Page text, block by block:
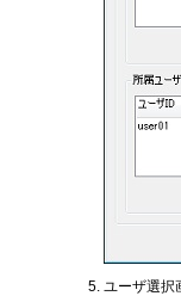
ユーザ選択